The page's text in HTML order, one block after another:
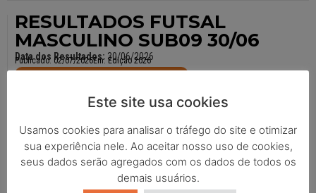
RESULTADOS FUTSAL
MASCULINO SUB09 30/06
Data dos Resultados: 30/06/2026
Publicado: 02/07/2026Em: Edição 2026
RESULTADOS FUTSAL
MASCULINO SUB09
Data dos Resultados: 01/07/2026
Publicado: 02/07/2026Em: Edição 2026
Este site usa cookies
Usamos cookies para analisar o tráfego do site e otimizar
sua experiência nele. Ao aceitar nosso uso de cookies,
seus dados serão agregados com os dados de todos os
demais usuários.